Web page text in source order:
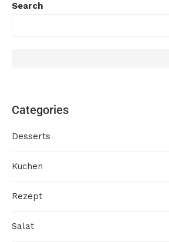
Search
Categories
Desserts
Kuchen
Rezept
Salat